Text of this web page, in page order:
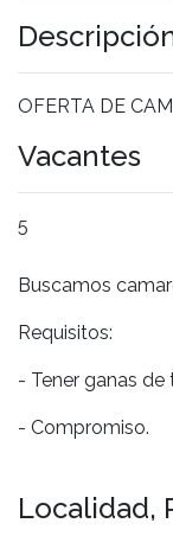
OFERTA DE
Vacantes
5
Buscamos
Requisitos:
- Tener ganas de
- Compromiso.
Localidad,